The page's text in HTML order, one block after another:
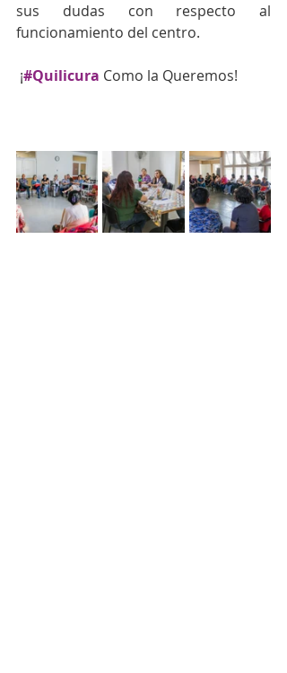
sus dudas con respecto al
funcionamiento del centro.
¡#Quilicura Como la Queremos!